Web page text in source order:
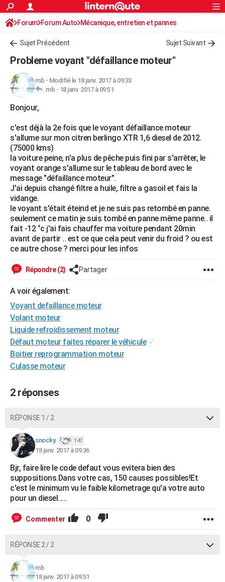
ACTUALITÉS
Politique
Société
Faits Divers
Education
Monde
Villes
+
FINANCE
Retraite
Impôts
Epargne
Immobilier
Risques naturels par ville
Banque
Assurance
Crédit
AUTO
Essais
Réserver un essai
Citadines
Berlines
SUV
Forum auto
+HIGH-TECH
Mobiles
Meilleur smartphone
Internet
Ordinateurs
Jeux vidéo
Guide high-tech
+BRICOLAGE
Forum
Aménagement intérieur
Extérieur
Cuisine
Salle de bains
Jardinage
Rangement
WEEK-END
Guides de France
Escapades
Patrimoine
Expositions
Musées
Week-end nature
LIFESTYLE
Art de vivre
Bien-être
Loisirs
Mode
Modes de vie
SANTE
Alimentation
Guide de la santé
Maladies
Médicaments
Sommeil
VOYAGE
Destinations
City break
Voyage nature
Voyage de noces
Forum
Climat
+PHOTO
Carte de Noël
Carte Bonne année
Carte Saint-Valentin
Carte Pâques
Carte d'anniversaire
DICTIONNAIRE
Dictionnaire
Biographies
Citations
Expressions
Proverbes
PROGRAMME TV
COPAINS D'AVANT
Bricolage
Lifestyle
Culture
Sport
Auto
Television
Voyage
Cinema
Rechercher
S'inscrire
Connexion
Forum Forum Auto Mécanique, entretien et pannes
Sujet Précédent Sujet Suivant
Probleme voyant "défaillance moteur"
mb - Modifié le 18 janv. 2017 à 09:33
mb - 18 janv. 2017 à 09:51
Bonjour,
c'est déjà la 2e fois que le voyant défaillance moteur
s'allume sur mon citren berlingo XTR 1,6 diesel de 2012.
(75000 kms)
la voiture peine, n'a plus de pêche puis fini par s'arrêter, le
voyant orange s'allume sur le tableau de bord avec le
message "défaillance moteur".
J'ai depuis changé filtre a huile, filtre a gasoil et fais la
vidange.
le voyant s'était éteind et je ne suis pas retombé en panne.
seulement ce matin je suis tombé en panne même panne.. il
fait -12 °c j'ai fais chauffer ma voiture pendant 20min
avant de partir .. est ce que cela peut venir du froid ? ou est
ce autre chose ? merci pour les infos
Répondre (2) Partager
A voir également:
Voyant defaillance moteur
Volant moteur
Liquide refroidissement moteur
Défaut moteur faites réparer le véhicule ✓
Boitier reprogrammation moteur
Culasse moteur
2 réponses
RÉPONSE 1 / 2
snocky. 147
18 janv. 2017 à 09:36
Bjr, faire lire le code defaut vous evitera bien des
suppositions.Dans votre cas, 150 causes possibles!Et
c'est le minimum vu le faible kilometrage qu'a votre auto
pour un diesel.....
Commenter 0
RÉPONSE 2 / 2
mb
18 janv. 2017 à 09:51